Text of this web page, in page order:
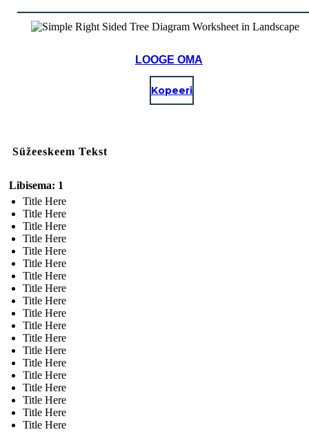
LOOGE OMA
Kopeeri
Süžeeskeem Tekst
Libisema: 1
Title Here
Title Here
Title Here
Title Here
Title Here
Title Here
Title Here
Title Here
Title Here
Title Here
Title Here
Title Here
Title Here
Title Here
Title Here
Title Here
Title Here
Title Here
Title Here